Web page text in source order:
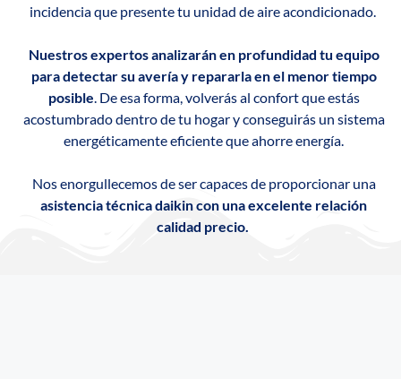
incidencia que presente tu unidad de aire acondicionado.
Nuestros expertos analizarán en profundidad tu equipo
para detectar su avería y repararla en el menor tiempo
posible. De esa forma, volverás al confort que estás
acostumbrado dentro de tu hogar y conseguirás un sistema
energéticamente eficiente que ahorre energía.
Nos enorgullecemos de ser capaces de proporcionar una
asistencia técnica daikin con una excelente relación
calidad precio.